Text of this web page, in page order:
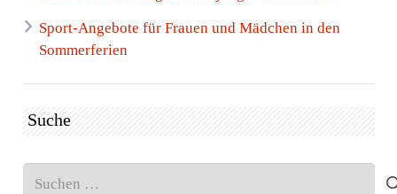
Sport-Angebote für Frauen und Mädchen in den
Sommerferien
Suche
Suchen